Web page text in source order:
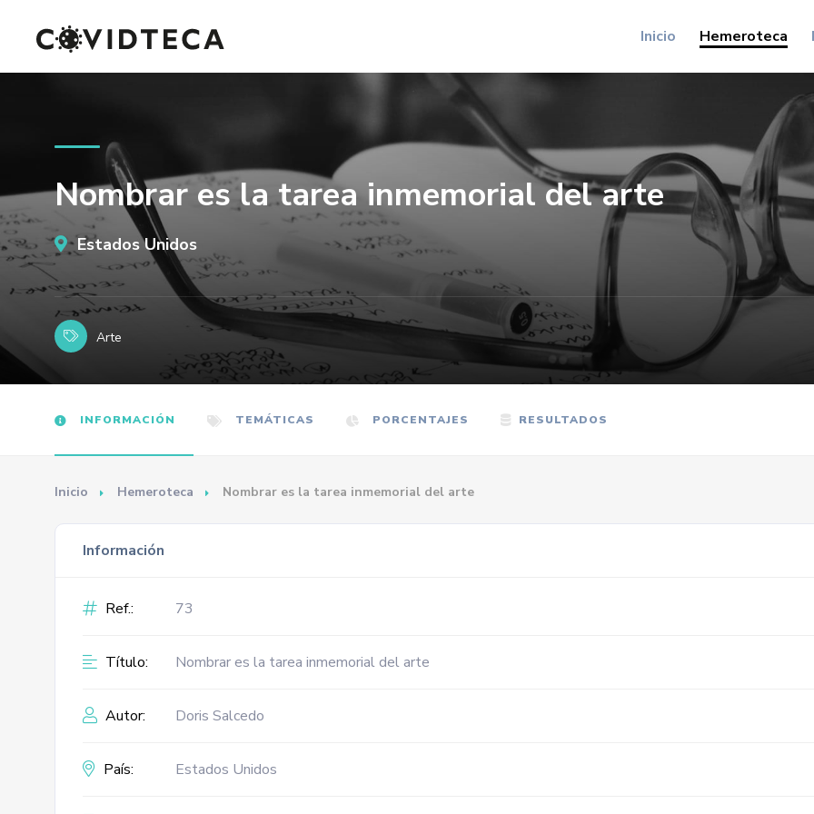
Inicio Hemeroteca
Nombrar es la tarea inmemorial del arte
Estados Unidos
Arte
INFORMACIÓN TEMÁTICAS PORCENTAJES RESULTADOS
Inicio Hemeroteca Nombrar es la tarea inmemorial del arte
Información
Ref.: 73
Título: Nombrar es la tarea inmemorial del arte
Autor: Doris Salcedo
País: Estados Unidos